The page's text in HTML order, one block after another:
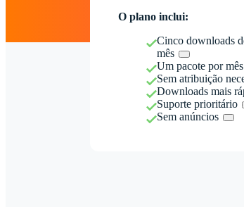
O plano inclui:
Cinco downloads
mês
Um pacote por mês
Sem atribuição
Downloads mais
Suporte prioritário
Sem anúncios